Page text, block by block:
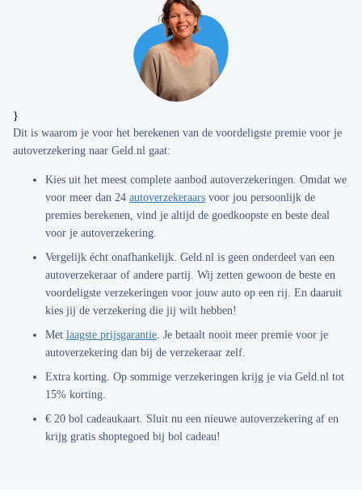
}
Dit is waarom je voor het berekenen van de voordeligste premie voor je
autoverzekering naar Geld.nl gaat:
Kies uit het meest complete aanbod autoverzekeringen. Omdat we
voor meer dan 24 autoverzekeraars voor jou persoonlijk de
premies berekenen, vind je altijd de goedkoopste en beste deal
voor je autoverzekering.
Vergelijk écht onafhankelijk. Geld.nl is geen onderdeel van een
autoverzekeraar of andere partij. Wij zetten gewoon de beste en
voordeligste verzekeringen voor jouw auto op een rij. En daaruit
kies jij de verzekering die jij wilt hebben!
Met laagste prijsgarantie. Je betaalt nooit meer premie voor je
autoverzekering dan bij de verzekeraar zelf.
Extra korting. Op sommige verzekeringen krijg je via Geld.nl tot
15% korting.
€ 20 bol cadeaukaart. Sluit nu een nieuwe autoverzekering af en
krijg gratis shoptegoed bij bol cadeau!